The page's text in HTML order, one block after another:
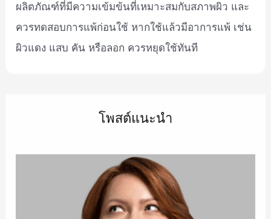
ผลิตภัณฑ์ที่มีความเข้มข้นที่เหมาะสมกับสภาพผิว และ
ควรทดสอบการแพ้ก่อนใช้ หากใช้แล้วมีอาการแพ้ เช่น
ผิวแดง แสบ คัน หรือลอก ควรหยุดใช้ทันที
โพสต์แนะนำ